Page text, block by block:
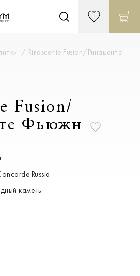
Rinascente Fusion/Ринашенте
Fusion/
Фьюжн
Russia
камень